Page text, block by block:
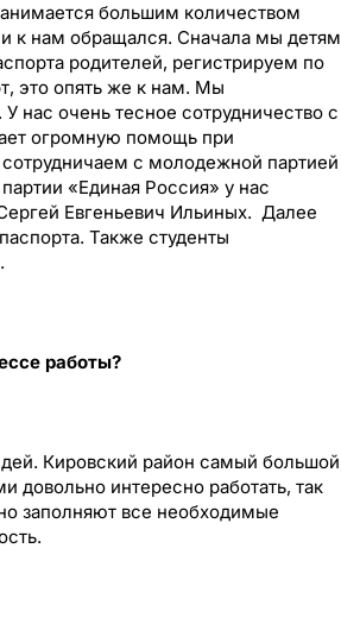
большим количеством
к нам обращался. Сначала мы детям
родителей, регистрируем по
это опять же к нам. Мы
нас очень тесное сотрудничество с
огромную помощь при
с молодежной партией
«Единая Россия» у нас
Евгеньевич Ильиных. Далее
Также студенты
работы?
Кировский район самый большой
довольно интересно работать, так
заполняют все необходимые